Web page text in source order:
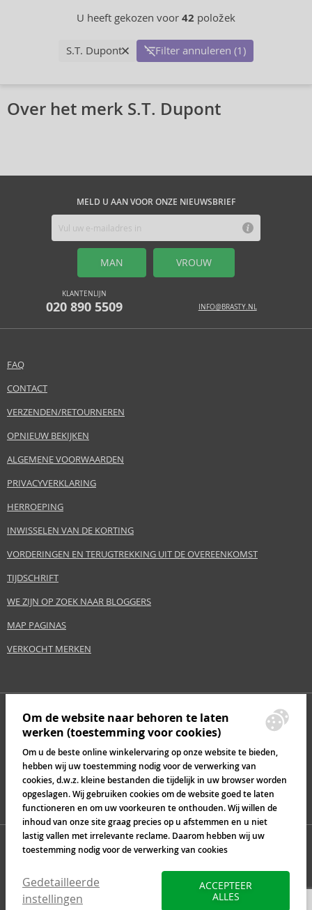
U heeft gekozen voor 42 položek
S.T. Dupont Filter annuleren (1)
Over het merk S.T. Dupont
MELD U AAN VOOR ONZE NIEUWSBRIEF
MAN VROUW
KLANTENLIJN
020 890 5509 INFO@BRASTY.NL
FAQ
CONTACT
VERZENDEN/RETOURNEREN
OPNIEUW BEKIJKEN
ALGEMENE VOORWAARDEN
PRIVACYVERKLARING
HERROEPING
INWISSELEN VAN DE KORTING
VORDERINGEN EN TERUGTREKKING UIT DE OVEREENKOMST
TIJDSCHRIFT
WE ZIJN OP ZOEK NAAR BLOGGERS
MAP PAGINAS
VERKOCHT MERKEN
Om de website naar behoren te laten
werken (toestemming voor cookies)
Om u de beste online winkelervaring op onze website te bieden,
hebben wij uw toestemming nodig voor de verwerking van
cookies, d.w.z. kleine bestanden die tijdelijk in uw browser worden
opgeslagen. Wij gebruiken cookies om de website goed te laten
functioneren en om uw voorkeuren te onthouden. Wij willen de
inhoud van onze site graag precies op u afstemmen en u niet
lastig vallen met irrelevante reclame. Daarom hebben wij uw
toestemming nodig voor de verwerking van cookies
Gedetailleerde
instellingen
ACCEPTEER
ALLES